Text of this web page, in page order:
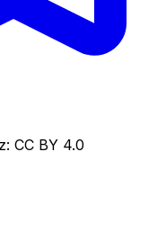
CC BY 4.0